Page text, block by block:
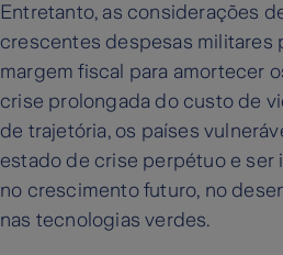
Entretanto, as considerações
crescentes despesas militares
margem fiscal para amortecer
crise prolongada do custo de
de trajetória, os países
estado de crise perpétuo e ser
no crescimento futuro, no
nas tecnologias verdes.